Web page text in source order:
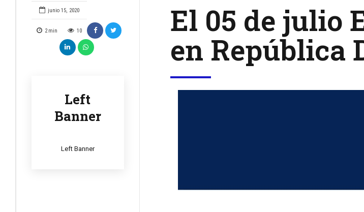
junio 15, 2020
2 min 10
Left
Banner
Left Banner
El 05 de julio
en República